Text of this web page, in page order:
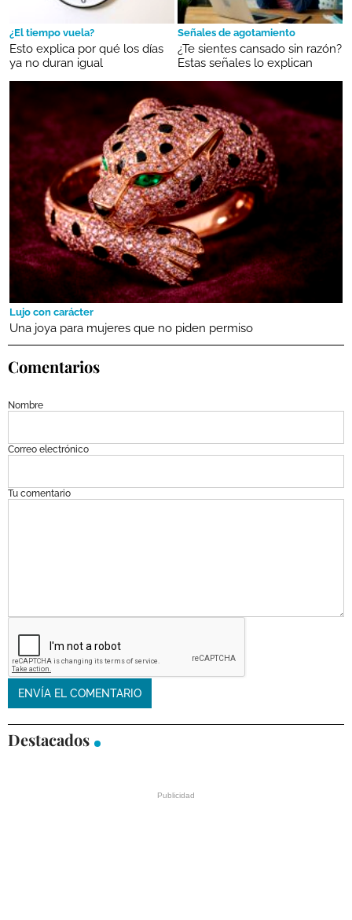
¿El tiempo vuela?
Esto explica por qué los días
ya no duran igual
Señales de agotamiento
¿Te sientes cansado sin razón?
Estas señales lo explican
Lujo con carácter
Una joya para mujeres que no piden permiso
Comentarios
Nombre
Correo electrónico
Tu comentario
Destacados